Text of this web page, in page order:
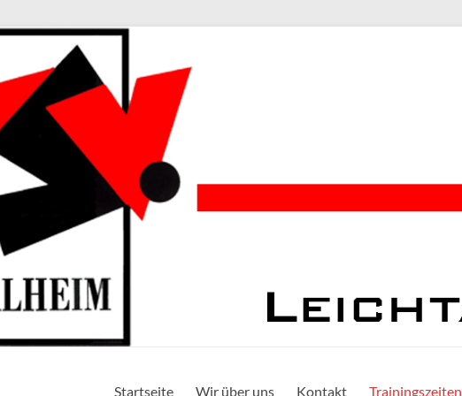
Startseite Wir über uns Kontakt Trainingszeiten